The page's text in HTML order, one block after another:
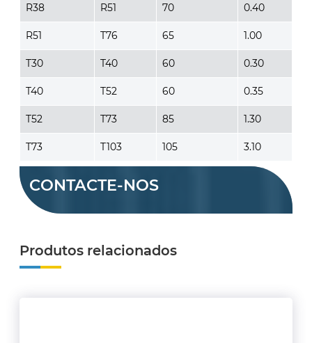
R38 R51 70 0.40
R51 T76 65 1.00
T30 T40 60 0.30
T40 T52 60 0.35
T52 T73 85 1.30
T73 T103 105 3.10
CONTACTE-NOS
Produtos relacionados